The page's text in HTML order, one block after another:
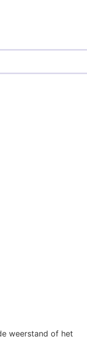
weerstand of het